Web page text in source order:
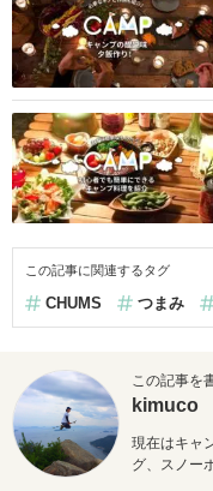
この記事に関連するタグ
CHUMS つまみ
この記事を
kimuco
現在はキャ
グ、スノー